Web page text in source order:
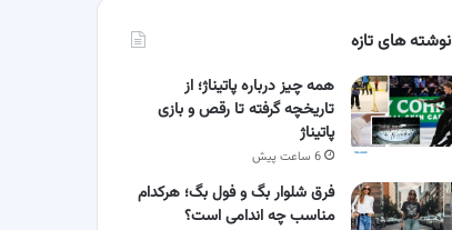
نوشته های تازه
همه چیز درباره پاتیناژ؛ از
تاریخچه گرفته تا رقص و بازی
پاتیناژ
6 ساعت پیش
فرق شلوار بگ و فول بگ؛ هرکدام
مناسب چه اندامی است؟